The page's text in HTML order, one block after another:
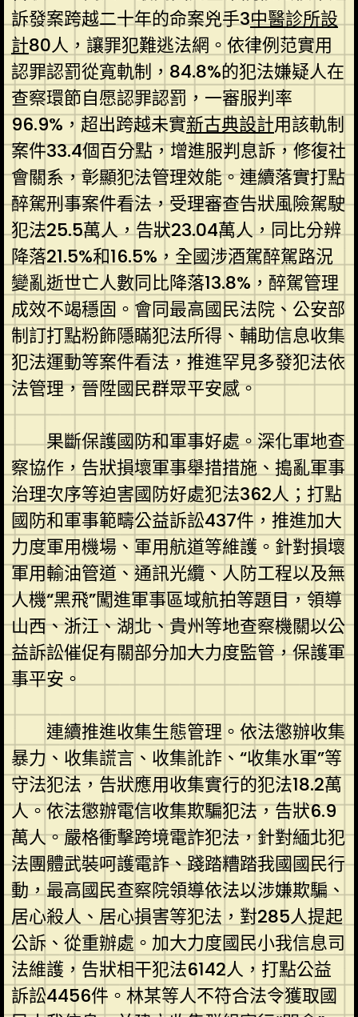
訴發案跨越二十年的命案兇手3中醫診所設
計80人，讓罪犯難逃法網。依律例范實用
認罪認罰從寬軌制，84.8%的犯法嫌疑人在
查察環節自愿認罪認罰，一審服判率
96.9%，超出跨越未實新古典設計用該軌制
案件33.4個百分點，增進服判息訴，修復社
會關系，彰顯犯法管理效能。連續落實打點
醉駕刑事案件看法，受理審查告狀風險駕駛
犯法25.5萬人，告狀23.04萬人，同比分辨
降落21.5%和16.5%，全國涉酒駕醉駕路況
變亂逝世亡人數同比降落13.8%，醉駕管理
成效不竭穩固。會同最高國民法院、公安部
制訂打點粉飾隱瞞犯法所得、輔助信息收集
犯法運動等案件看法，推進罕見多發犯法依
法管理，晉陞國民群眾平安感。
果斷保護國防和軍事好處。深化軍地查
察協作，告狀損壞軍事舉措措施、搗亂軍事
治理次序等迫害國防好處犯法362人；打點
國防和軍事範疇公益訴訟437件，推進加大
力度軍用機場、軍用航道等維護。針對損壞
軍用輸油管道、通訊光纜、人防工程以及無
人機“黑飛”闖進軍事區域航拍等題目，領導
山西、浙江、湖北、貴州等地查察機關以公
益訴訟催促有關部分加大力度監管，保護軍
事平安。
連續推進收集生態管理。依法懲辦收集
暴力、收集謊言、收集訛詐、“收集水軍”等
守法犯法，告狀應用收集實行的犯法18.2萬
人。依法懲辦電信收集欺騙犯法，告狀6.9
萬人。嚴格衝擊跨境電詐犯法，針對緬北犯
法團體武裝呵護電詐、踐踏糟踏我國國民行
動，最高國民查察院領導依法以涉嫌欺騙、
居心殺人、居心損害等犯法，對285人提起
公訴、從重辦處。加大力度國民小我信息司
法維護，告狀相干犯法6142人，打點公益
訴訟4456件。林某等人不符合法令獲取國